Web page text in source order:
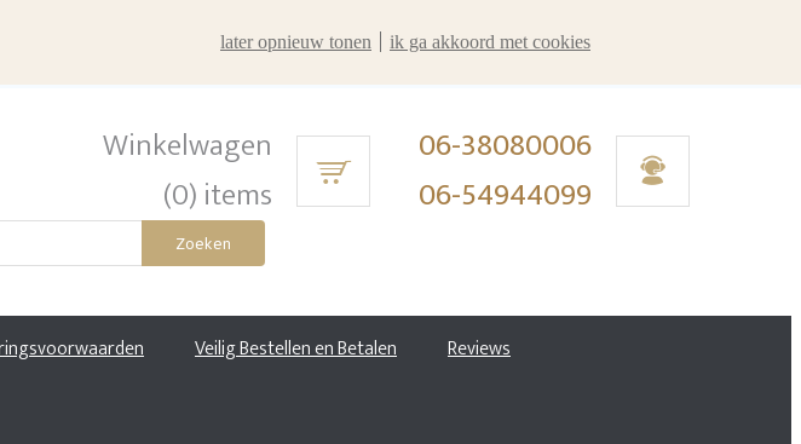
Winkelwagen
(0) items
06-38080006
06-54944099
Zoeken
Veilig Bestellen en Betalen Reviews
later opnieuw tonen
ik ga akkoord met cookies